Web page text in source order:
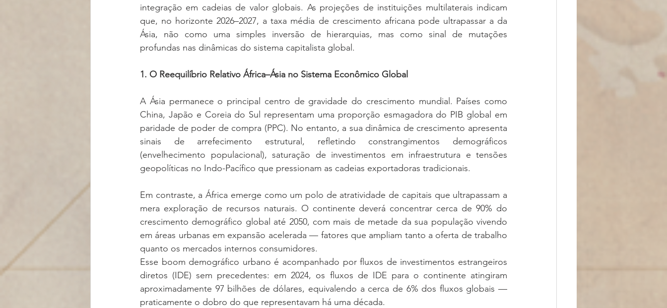
integração em cadeias de valor globais. As projeções de instituições multilaterais indicam
que, no horizonte 2026–2027, a taxa média de crescimento africana pode ultrapassar a da
Ásia, não como uma simples inversão de hierarquias, mas como sinal de mutações
profundas nas dinâmicas do sistema capitalista global.
1. O Reequilíbrio Relativo África–Ásia no Sistema Econômico Global
A Ásia permanece o principal centro de gravidade do crescimento mundial. Países como
China, Japão e Coreia do Sul representam uma proporção esmagadora do PIB global em
paridade de poder de compra (PPC). No entanto, a sua dinâmica de crescimento apresenta
sinais de arrefecimento estrutural, refletindo constrangimentos demográficos
(envelhecimento populacional), saturação de investimentos em infraestrutura e tensões
geopolíticas no Indo-Pacífico que pressionam as cadeias exportadoras tradicionais.
Em contraste, a África emerge como um polo de atratividade de capitais que ultrapassam a
mera exploração de recursos naturais. O continente deverá concentrar cerca de 90% do
crescimento demográfico global até 2050, com mais de metade da sua população vivendo
em áreas urbanas em expansão acelerada — fatores que ampliam tanto a oferta de trabalho
quanto os mercados internos consumidores.
Esse boom demográfico urbano é acompanhado por fluxos de investimentos estrangeiros
diretos (IDE) sem precedentes: em 2024, os fluxos de IDE para o continente atingiram
aproximadamente 97 bilhões de dólares, equivalendo a cerca de 6% dos fluxos globais —
praticamente o dobro do que representavam há uma década.